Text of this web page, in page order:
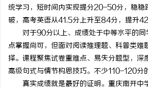
统学习，短时间内实现提分20-50分，稳稳
破，高考英语从41.5分上升至84分，提升
对于90分以上、成绩处于中等水平的
点掌握尚可，但面对阅读推理题、科普类
择。课程聚焦试卷重难点、易失分题型，
高级句式与情节构思技巧。不少110-120分
真实成绩就是最好的证明。重庆南开